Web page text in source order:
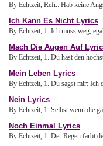
By Echtzeit, Refr.: Hab keine
Ich Kann Es Nicht Lyrics
By Echtzeit, 1. Ich muss weg,
Mach Die Augen Auf
By Echtzeit, 1. Du hast den
Mein Leben Lyrics
By Echtzeit, 1. Du sagst mir: Ich
Nein Lyrics
By Echtzeit, 1. Selbst wenn die
Noch Einmal Lyrics
By Echtzeit, 1. Der Regen färbt